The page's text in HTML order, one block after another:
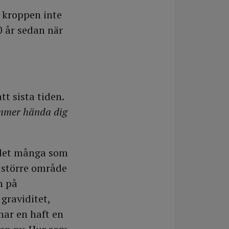
inte
sedan när
sista tiden.
hända dig
många som
område
på
graviditet,
en haft en